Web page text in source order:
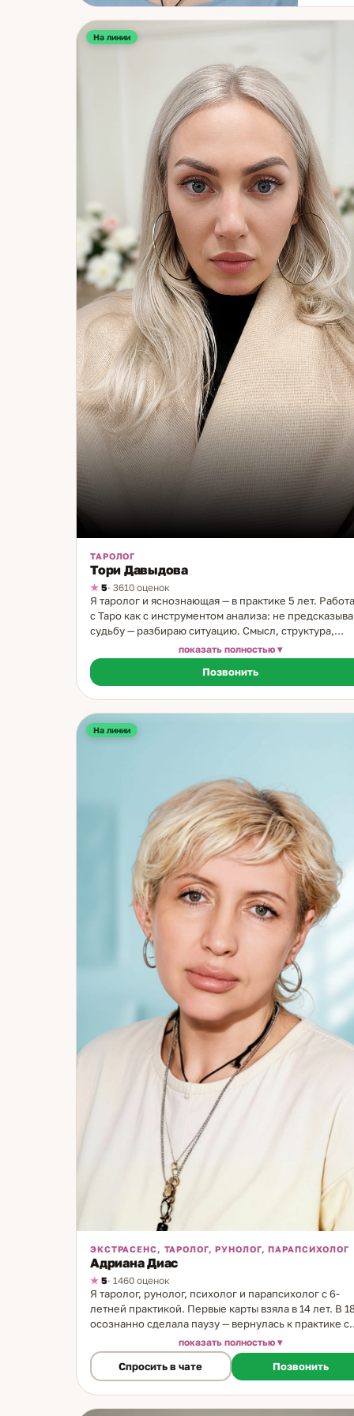
одним
чтобы
На линии
ТАРОЛОГ
Тори Давыдова
5· 3610 оценок
Я таролог и яснознающая — в практике 5 лет.
с Таро как с инструментом анализа: не
судьбу — разбираю ситуацию. Смысл, структура,
понимание логики. Никаких красивых обещаний.
Частые запросы, с которыми обращаются: что
думает и чувствует — его намерения, планы,
поступить в конкретной ситуации; почему
один и тот же сценарий — в отношениях, в работе, в
что происходит сейчас — что на это влияет — какие
есть варианты — какие действия безопасны и имеют
смысл. Это не поток карточных образов — это
структурный разбор вашей ситуации. Моя семья
поначалу скептически относилась к тому, чем я
занимаюсь. Потом увидела реальную пользу. Если
пришли со скептицизмом — это нормально. Главное,
что вы унесёте — не гадание, а ощущение опоры и
понимание, что делать дальше. Если внутри
много вопросов и нет ясности — давайте разберём
показать полностью
Позвонить
На линии
ЭКСТРАСЕНС, ТАРОЛОГ, РУНОЛОГ, ПАРАПСИХОЛОГ
Адриана Диас
5· 1460 оценок
Я таролог, рунолог, психолог и парапсихолог с 6-
летней практикой. Первые карты взяла в 14 лет. В
осознанно сделала паузу — вернулась к практике с
чётко сформулированной позицией: карты не
принимают решение за человека. Они дают
понимание. Выбор остаётся за клиентом. Этот
принцип — основа моего подхода, унаследованная
бабушки. Метод работы. Работаю с Таро и
показать полностью
Спросить в чате Позвонить